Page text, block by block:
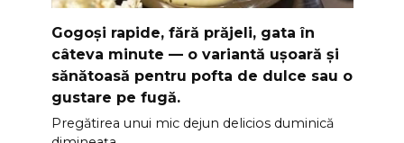
Gogoși rapide, fără prăjeli, gata în
câteva minute — o variantă ușoară și
sănătoasă pentru pofta de dulce sau o
gustare pe fugă.
Pregătirea unui mic dejun delicios duminică